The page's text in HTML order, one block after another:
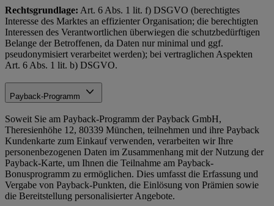
Rechtsgrundlage: Art. 6 Abs. 1 lit. f) DSGVO (berechtigtes
Interesse des Marktes an effizienter Organisation; die berechtigten
Interessen des Verantwortlichen überwiegen die schutzbedürftigen
Belange der Betroffenen, da Daten nur minimal und ggf.
pseudonymisiert verarbeitet werden); bei vertraglichen Aspekten
Art. 6 Abs. 1 lit. b) DSGVO.
Payback-Programm
Soweit Sie am Payback-Programm der Payback GmbH,
Theresienhöhe 12, 80339 München, teilnehmen und ihre Payback
Kundenkarte zum Einkauf verwenden, verarbeiten wir Ihre
personenbezogenen Daten im Zusammenhang mit der Nutzung der
Payback-Karte, um Ihnen die Teilnahme am Payback-
Bonusprogramm zu ermöglichen. Dies umfasst die Erfassung und
Vergabe von Payback-Punkten, die Einlösung von Prämien sowie
die Bereitstellung personalisierter Angebote.